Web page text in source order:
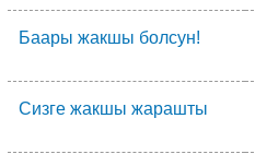
Баары жакшы болсун!
Сизге жакшы жарашты